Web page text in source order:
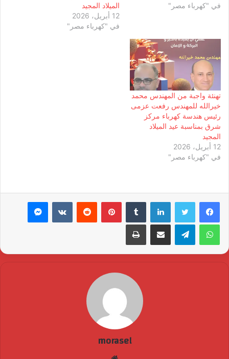
في "كهرباء مصر"
الميلاد المجيد
12 أبريل، 2026
في "كهرباء مصر"
تهنئة واجبة من المهندس محمد
خيرالله للمهندس رفعت عزمى
رئيس هندسة كهرباء مركز
شرق بمناسبة عيد الميلاد
المجيد
12 أبريل، 2026
في "كهرباء مصر"
لينكدإن بينتيريست ماسنجر
واتساب تيلقرام مشاركة عبر البريد طباعة
morasel